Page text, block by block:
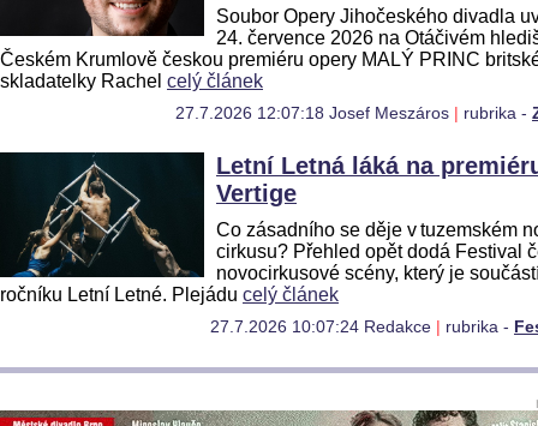
Soubor Opery Jihočeského divadla
24. července 2026 na Otáčivém
Českém Krumlově českou premiéru opery MALÝ PRINC
skladatelky Rachel celý článek
27.7.2026 12:07:18 Josef Meszáros rubrika -
Letní Letná láká na
Vertige
Co zásadního se děje v tuzemském
cirkusu? Přehled opět dodá Festival
novocirkusové scény, který je
ročníku Letní Letné. Plejádu celý článek
27.7.2026 10:07:24 Redakce rubrika -